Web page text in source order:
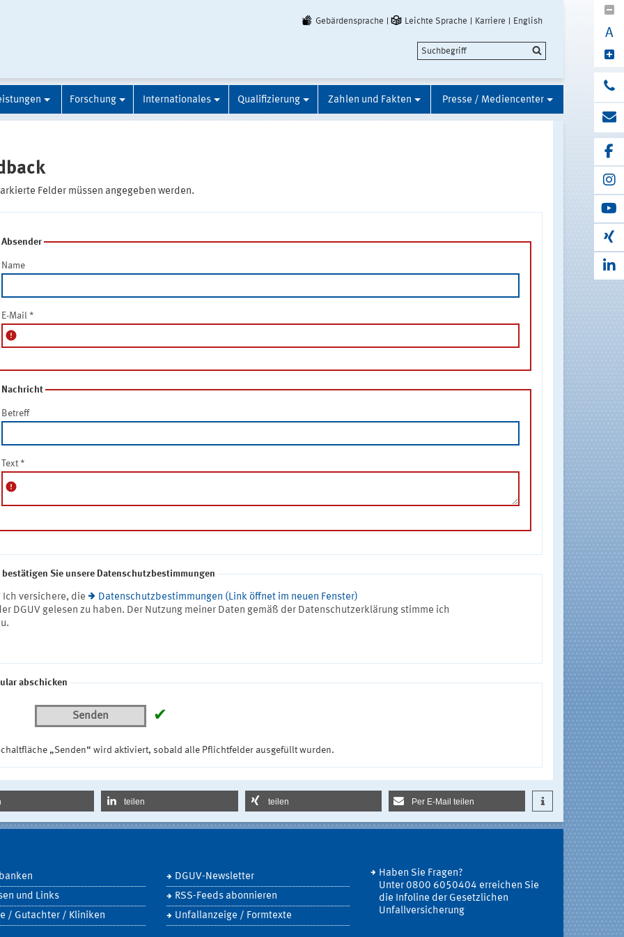
Gebärdensprache Leichte Sprache Karriere English
A
Forschung Internationales Qualifizierung Zahlen und Fakten Presse / Mediencenter
Felder müssen angegeben werden.
Absender
Name
E-Mail *
error
Nachricht
Betreff
Text *
error
Sie unsere Datenschutzbestimmungen
Ich versichere, die
Datenschutzbestimmungen (Link öffnet im neuen Fenster)
DGUV gelesen zu haben. Der Nutzung meiner Daten gemäß der Datenschutzerklärung stimme ich
abschicken
Senden ✔
„Senden“ wird aktiviert, sobald alle Pflichtfelder ausgefüllt wurden.
teilen teilen Per E-Mail teilen
und Links
/ Gutachter / Kliniken
DGUV-Newsletter
RSS-Feeds abonnieren
Unfallanzeige / Formtexte
Haben Sie Fragen?
Unter 0800 6050404 erreichen Sie
die Infoline der Gesetzlichen
Unfallversicherung